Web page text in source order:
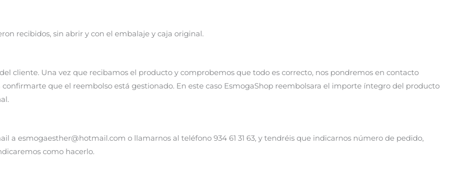
recibidos, sin abrir y con el embalaje y caja original.
cliente. Una vez que recibamos el producto y comprobemos que todo es correcto, nos pondremos en contacto
que el reembolso está gestionado. En este caso EsmogaShop reembolsara el importe íntegro del producto
a esmogaesther@hotmail.com o llamarnos al teléfono 934 61 31 63, y tendréis que indicarnos número de pedido,
como hacerlo.